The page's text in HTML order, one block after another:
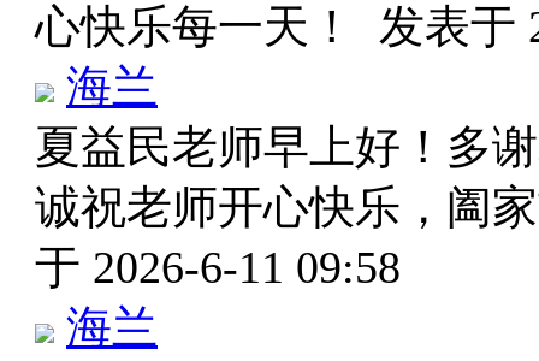
心快乐每一天！ 发表于
海兰
夏益民老师早上好！多
诚祝老师开心快乐，阖
于 2026-6-11 09:58
海兰